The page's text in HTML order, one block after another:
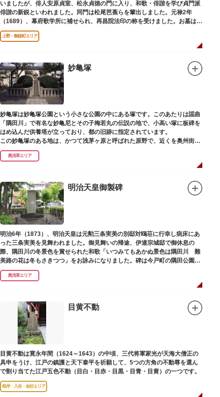
いましたが、俳人安原貞室、松永貞徳の門に入り、和歌・俳諧を学び貞門派
俳諧の新鋭といわれました。同門は松尾芭蕉らを輩出しました。元禄2年
（1689）、幕府歌学所に補せられ、再昌院法印の称を受けました。お墓は正
慶寺（しょうけいじ）にあります。
上野・御徒町エリア
妙亀塚
妙亀塚は妙亀塚公園という小さな公園の中にある塚です。このあたりは謡曲
「隅田川」で有名な妙亀尼とその子梅若丸の伝説の地で、小高い塚に板碑を
はめ込んだ供養塔が立っており、都の旧跡に指定されています。
この妙亀塚のある地は、かつて浅茅ヶ原と呼ばれた原野で、近くを奥州街道
が通じていました。妙亀塚は「梅若伝説」にちなんだ名称です。「梅若伝
説」とは平安時代、吉田少将惟房の子・梅若が、信夫藤太という人買いにさ
らわれ、都から奥州へつれて行かれる途中、重い病にかかりこの地に捨てら
田川岸で里人から梅若の死を知らされ、髪をおろして妙亀尼と称し庵を結ん
だ、という説話です。謡曲『隅田川』はこの伝説をもとにしています。
塚の上には板碑が祀られています。この板碑には「弘安十一年戊子五月二十
二日孝子敬白」と刻まれており、区内でも古いものです。しかし妙亀塚と板
碑との関係は、明らかではありません。
なお、隅田川の対岸、木母寺（墨田区堤通）境内には梅若にちなむ梅若塚
（都旧跡）があり、この妙亀塚と相対するものと考えられています。
奥浅草エリア
明治天皇御製碑
明治6年（1873）、明治天皇は元勲三条実美の別邸対鴎荘に行幸し病床にあ
った三条実美を見舞われました。御見舞いの帰途、伊達宗城邸で御休息の
際、隅田川の冬景色を賞せられた和歌「いつみてもあかぬ景色は隅田川 難
美路の花は冬もさきつつ」をお詠みになりました。碑は今戸町の隅田公園内
にあります。
奥浅草エリア
目黄不動
目黄不動は寛永年間（1624～1643）の中頃、三代将軍家光が天海大僧正の
具申をうけ、江戸の鎮護と天下泰平を祈願して、5つの方角の不動尊を選ん
で割り当てた江戸五色不動（目白・目赤・目黒・目青・目黄）の一つです。
根岸・入谷・金杉エリア